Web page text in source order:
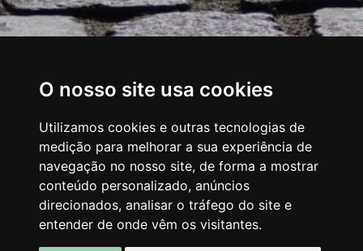
O nosso site usa cookies
Utilizamos cookies e outras tecnologias de
medição para melhorar a sua experiência de
navegação no nosso site, de forma a mostrar
conteúdo personalizado, anúncios
direcionados, analisar o tráfego do site e
entender de onde vêm os visitantes.